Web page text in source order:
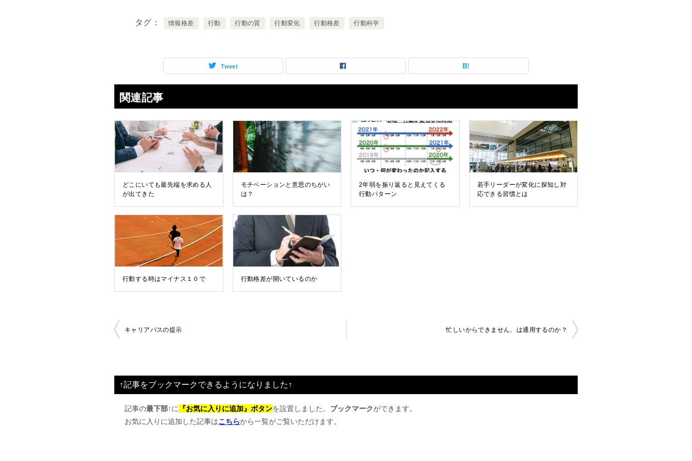
タグ 情報格差 行動 行動の質 行動変化 行動格差 行動科学
Tweet
関連記事
どこにいても最先端を求める人
が出てきた
モチベーションと意思のちがい
は？
2年弱を振り返ると見えてくる
行動パターン
若手リーダーが変化に探知し対
応できる習慣とは
行動する時はマイナス１０で 行動格差が開いているのか
投
ビ
ゲ
ー
シ
キャリアパスの提示 忙しいからできません、は通用するのか？
↑記事をブックマークできるようになりました↑
記事の最下部↑に 『お気に入りに追加』ボタンを設置しました。 ブックマークができます。
お気に入りに追加した記事はこちらから一覧がご覧いただけます。